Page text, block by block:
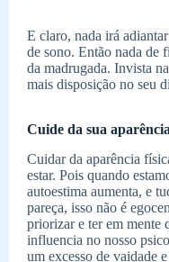
E claro, nada irá
de sono. Então nada de
da madrugada. Invista
mais disposição no seu
Cuide da sua
Cuidar da aparência
estar. Pois quando
autoestima aumenta, e
pareça, isso não é
priorizar e ter em mente
influencia no nosso
um excesso de vaidade